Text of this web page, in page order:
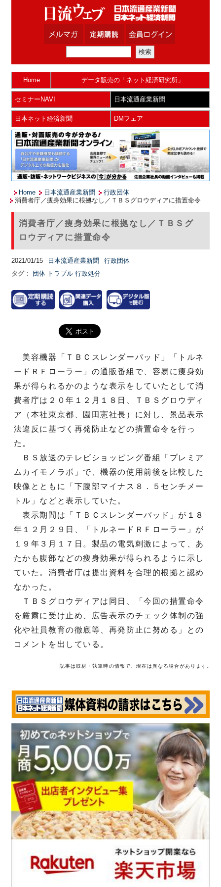
Home データ販売の「ネット経済研究所」
セミナーNAVI 日本流通産業新聞
日本ネット経済新聞 DMフェア
Home 日本流通産業新聞
行政団体
消費者庁／痩身効果に根拠なし／ＴＢＳグロウディアに措置命令
消費者庁／痩身効果に根拠なし／ＴＢＳグ
ロウディアに措置命令
2021/01/15 日本流通産業新聞
行政団体
タグ：
団体 トラブル 行政処分
美容機器「ＴＢＣスレンダーパッド」「トルネ
ードＲＦローラー」の通販番組で、容易に痩身効
果が得られるかのような表示をしていたとして消
費者庁は２０年１２月１８日、ＴＢＳグロウディ
ア（本社東京都、園田憲社長）に対し、景品表示
法違反に基づく再発防止などの措置命令を行っ
た。
ＢＳ放送のテレビショッピング番組「プレミア
ムカイモノラボ」で、機器の使用前後を比較した
映像とともに「下腹部マイナス８．５センチメー
トル」などと表示していた。
表示期間は「ＴＢＣスレンダーパッド」が１８
年１２月２９日、「トルネードＲＦローラー」が
１９年３月１７日。製品の電気刺激によって、あ
たかも腹部などの痩身効果が得られるように示し
ていた。消費者庁は提出資料を合理的根拠と認め
なかった。
ＴＢＳグロウディアは同日、「今回の措置命令
を厳粛に受け止め、広告表示のチェック体制の強
化や社員教育の徹底等、再発防止に努める」との
コメントを出している。
記事は取材・執筆時の情報で、現在は異なる場合があります。